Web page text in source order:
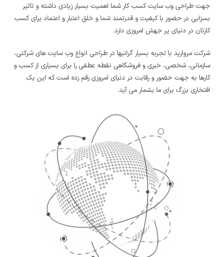
جهت طراحی وب سایت کسب کار شما اهمیت بسیار زیادی داشته و تاثیر
بسزایی در حضور با کیفیت و قدرتمند شما و خلق اعتبار و اعتماد برای کسب
کارتان در دنیای پر جهش امروزی دارد.
شرکت مروارید با تجربه بسیار گرانبها در طراحی انواع وب سایت های شرکتی،
سازمانی، شخصی، خبری و فروشگاهی نقطه عطفی را برای بسیاری از کسب و
کارها به جهت حضور و رقابت در دنیای امروزی رقم زده است که این یک
افتخاری بزرگ برای ما بشمار می آید.